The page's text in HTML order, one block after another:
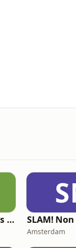
Radio 10 60's & 70's Hits SLAM!
Amsterdam